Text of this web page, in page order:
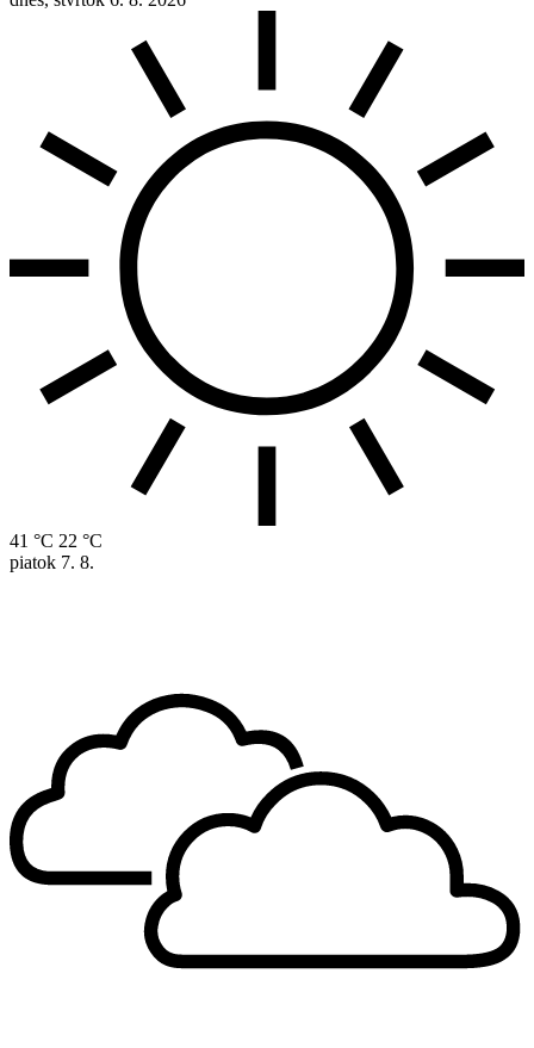
41 °C 22 °C
piatok 7. 8.